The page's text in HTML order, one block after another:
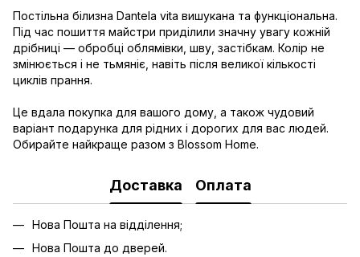
Постільна білизна Dantela vita вишукана та функціональна.
Під час пошиття майстри приділили значну увагу кожній
дрібниці — обробці облямівки, шву, застібкам. Колір не
змінюється і не тьмяніє, навіть після великої кількості
циклів прання.
Це вдала покупка для вашого дому, а також чудовий
варіант подарунка для рідних і дорогих для вас людей.
Обирайте найкраще разом з Blossom Home.
Доставка Оплата
Нова Пошта на відділення;
Нова Пошта до дверей.